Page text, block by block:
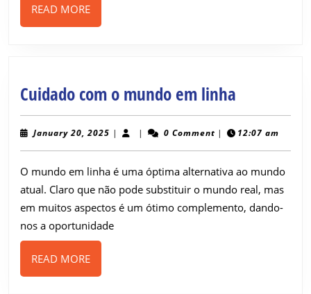
READ MOREREAD
MORE
Cuidado com o mundo em linha
com
o
mundo
em
linha
January 20, 2025 January
| | 0 Comment | 12:07 am
O mundo em linha é uma óptima alternativa ao mundo
atual. Claro que não pode substituir o mundo real, mas
em muitos aspectos é um ótimo complemento, dando-
nos a oportunidade
READ MOREREAD
MORE